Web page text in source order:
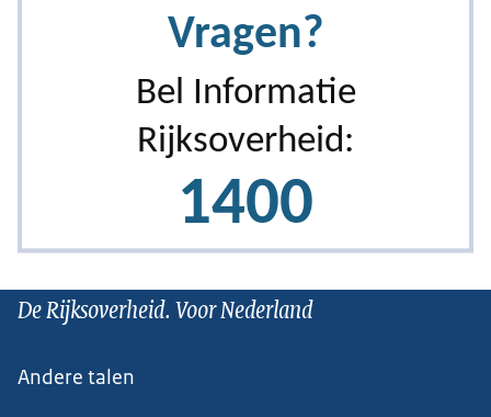
De Rijksoverheid. Voor Nederland
Andere talen